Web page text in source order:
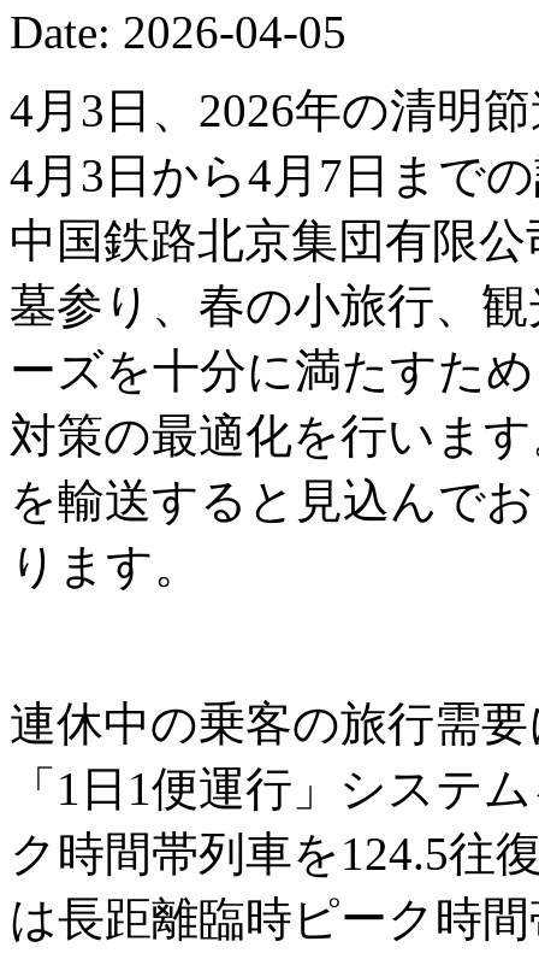
Date: 2026-04-05
4月3日、2026年の清明
4月3日から4月7日まで
中国鉄路北京集団有限
墓参り、春の小旅行、
ーズを十分に満たすた
対策の最適化を行いま
を輸送すると見込んで
ります。
連休中の乗客の旅行需
「1日1便運行」システ
ク時間帯列車を124.5往
は長距離臨時ピーク時